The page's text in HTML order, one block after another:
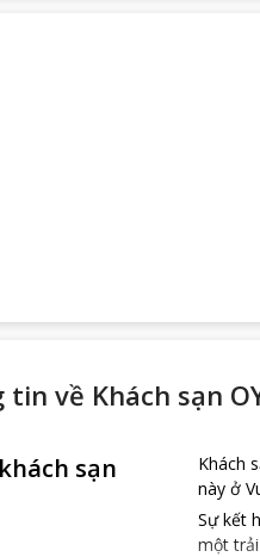
tin về Khách sạn
sạn
Khách
này ở
Sự kết
một